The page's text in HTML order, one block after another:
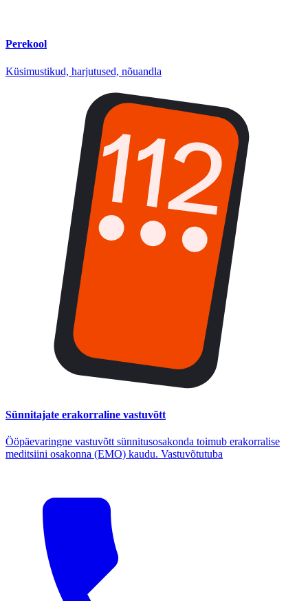
Perekool
Küsimustikud, harjutused, nõuandla
Sünnitajate erakorraline vastuvõtt
Ööpäevaringne vastuvõtt sünnitusosakonda toimub erakorralise
meditsiini osakonna (EMO) kaudu. Vastuvõtutuba